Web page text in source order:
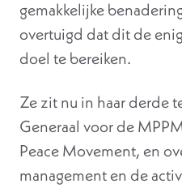
gemakkelijke
overtuigd dat dit de
doel te bereiken.
Ze zit nu in haar derde
Generaal voor de
Peace Movement, en
management en de